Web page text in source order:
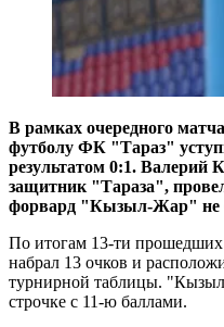
В рамках очередного
футболу ФК "Тараз"
результатом 0:1. Валерий
защитник "Тараза",
форвард "Кызыл-Жар" не
По итогам 13-ти
набрал 13 очков и
турнирной таблицы.
строчке с 11-ю баллами.